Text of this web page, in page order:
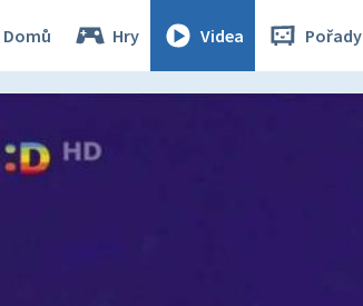
Domů Hry Videa Pořady